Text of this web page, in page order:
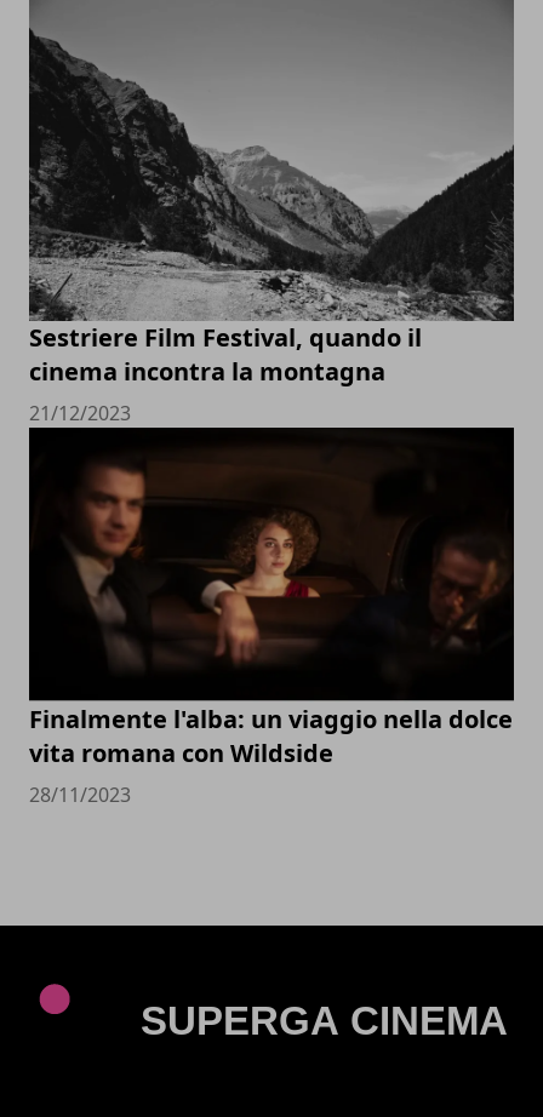
Sestriere Film Festival, quando il
cinema incontra la montagna
21/12/2023
Finalmente l'alba: un viaggio nella dolce
vita romana con Wildside
28/11/2023